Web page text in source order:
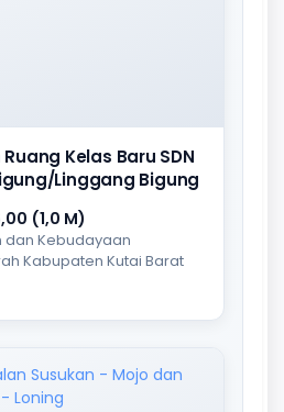
Kelas Baru SDN
Linggang Bigung
(1,0 M)
dan Kebudayaan
Kabupaten Kutai Barat